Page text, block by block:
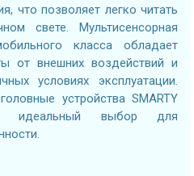
что позволяет легко читать
свете. Мультисенсорная
класса обладает
от внешних воздействий и
условиях эксплуатации.
устройства SMARTY
идеальный выбор для